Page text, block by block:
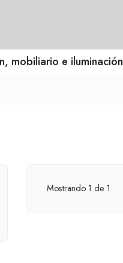
mobiliario e iluminación
Mostrando 1 de 1